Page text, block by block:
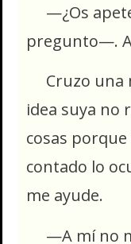
—¿Os
pregunto—.
Cruzo una
idea suya no
cosas
contado lo
me ayude.
—A mí no